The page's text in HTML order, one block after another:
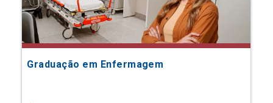
Graduação em Enfermagem